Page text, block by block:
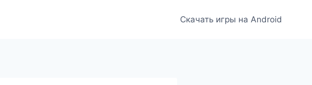
Скачать игры на Android